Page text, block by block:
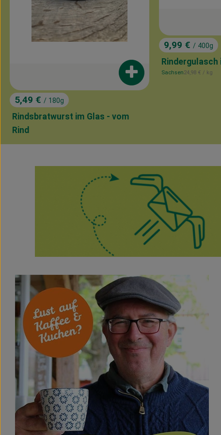
, Preis:
5,49 € / 180g
Rindsbratwurst im Glas - vom
Rind
Produkt zum Warenkorb
, Preis:
9,99 € / 400g
Rindergulasch
, Herkunft:
Sachsen, Referenzpreis:
24,98 € / kg